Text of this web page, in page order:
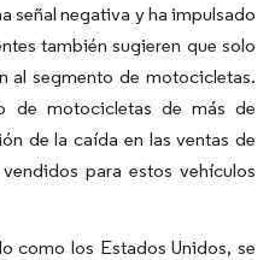
señal negativa y ha impulsado
también sugieren que solo
al segmento de motocicletas.
de motocicletas de más de
de la caída en las ventas de
para estos vehículos
como los Estados Unidos, se